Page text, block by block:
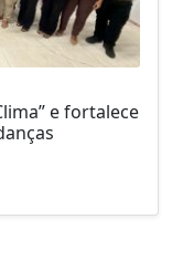
e fortalece